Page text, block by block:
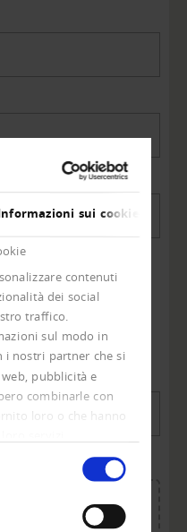
sui cookie
contenuti
dei social
traffico.
sul modo in
nostri partner che si
pubblicità e
combinarle con
loro o che hanno
o nel
o per correzione